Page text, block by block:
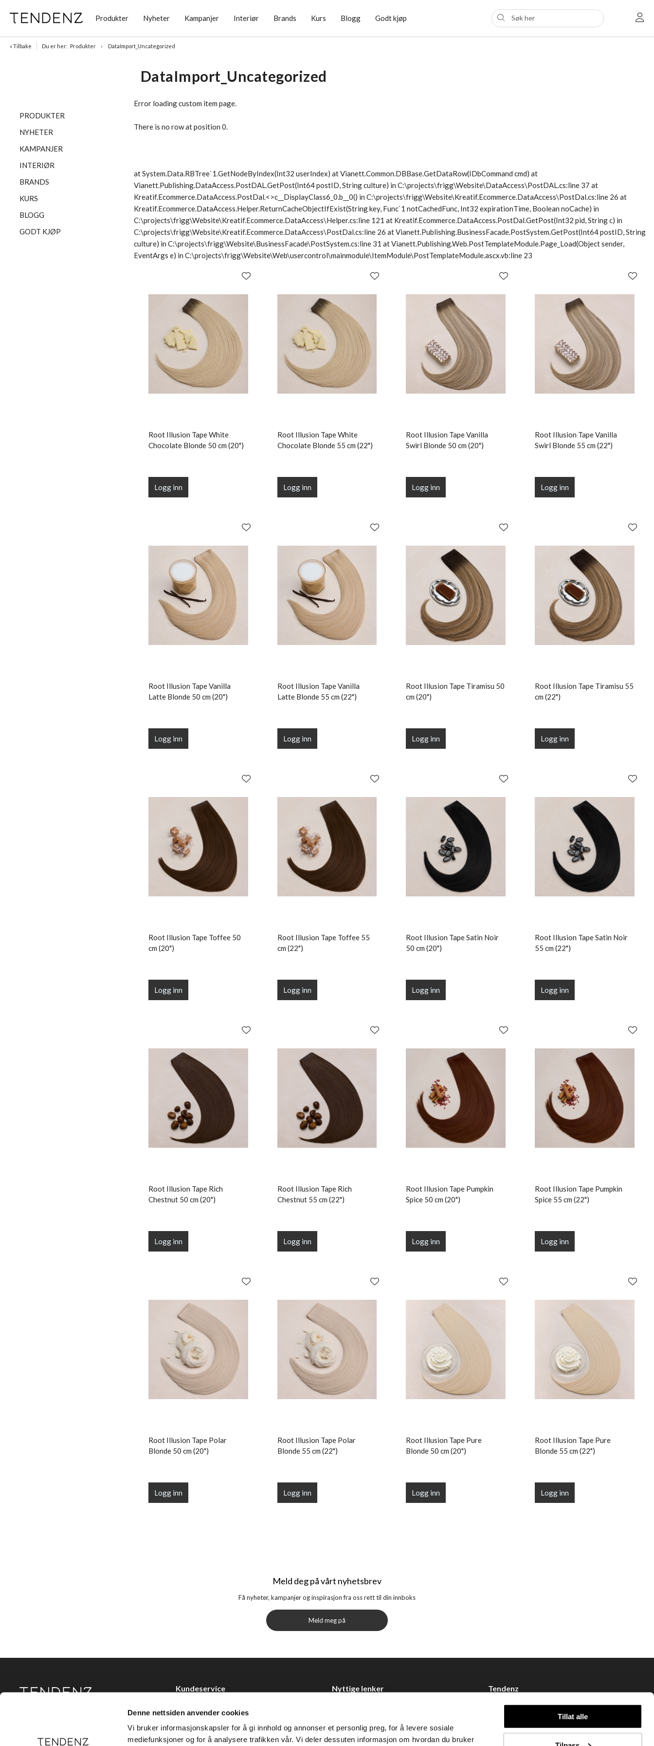
Denne nettsiden anvender cookies
Vi bruker informasjonskapsler for å gi innhold og annonser et personlig preg, for å levere sosiale
mediefunksjoner og for å analysere trafikken vår. Vi deler dessuten informasjon om hvordan du bruker
Tillat alle
Produkter Nyheter Kampanjer Interiør Brands Kurs Blogg Godt kjøp
« Tilbake Du er her: Produkter DataImport_Uncategorized
DataImport_Uncategorized
PRODUKTER
NYHETER
KAMPANJER
INTERIØR
BRANDS
KURS
BLOGG
GODT KJØP
Error loading custom item page.
There is no row at position 0.
at System.Data.RBTree`1.GetNodeByIndex(Int32 userIndex) at Vianett.Common.DBBase.GetDataRow(IDbCommand cmd) at
Vianett.Publishing.DataAccess.PostDAL.GetPost(Int64 postID, String culture) in C:\projects\frigg\Website\DataAccess\PostDAL.cs:line 37 at
Kreatif.Ecommerce.DataAccess.PostDal.<>c__DisplayClass6_0.b__0() in C:\projects\frigg\Website\Kreatif.Ecommerce.DataAccess\PostDal.cs:line 26 at
Kreatif.Ecommerce.DataAccess.Helper.ReturnCacheObjectIfExist(String key, Func`1 notCachedFunc, Int32 expirationTime, Boolean noCache) in
C:\projects\frigg\Website\Kreatif.Ecommerce.DataAccess\Helper.cs:line 121 at Kreatif.Ecommerce.DataAccess.PostDal.GetPost(Int32 pid, String c) in
C:\projects\frigg\Website\Kreatif.Ecommerce.DataAccess\PostDal.cs:line 26 at Vianett.Publishing.BusinessFacade.PostSystem.GetPost(Int64 postID, String
culture) in C:\projects\frigg\Website\BusinessFacade\PostSystem.cs:line 31 at Vianett.Publishing.Web.PostTemplateModule.Page_Load(Object sender,
EventArgs e) in C:\projects\frigg\Website\Web\usercontrol\mainmodule\ItemModule\PostTemplateModule.ascx.vb:line 23
Root Illusion Tape White
Chocolate Blonde 50 cm (20")
Logg inn
Root Illusion Tape White
Chocolate Blonde 55 cm (22")
Logg inn
Root Illusion Tape Vanilla
Swirl Blonde 50 cm (20")
Logg inn
Root Illusion Tape Vanilla
Swirl Blonde 55 cm (22")
Logg inn
Root Illusion Tape Vanilla
Latte Blonde 50 cm (20")
Logg inn
Root Illusion Tape Vanilla
Latte Blonde 55 cm (22")
Logg inn
Root Illusion Tape Tiramisu 50
cm (20")
Logg inn
Root Illusion Tape Tiramisu 55
cm (22")
Logg inn
Root Illusion Tape Toffee 50
cm (20")
Logg inn
Root Illusion Tape Toffee 55
cm (22")
Logg inn
Root Illusion Tape Satin Noir
50 cm (20")
Logg inn
Root Illusion Tape Satin Noir
55 cm (22")
Logg inn
Root Illusion Tape Rich
Chestnut 50 cm (20")
Logg inn
Root Illusion Tape Rich
Chestnut 55 cm (22")
Logg inn
Root Illusion Tape Pumpkin
Spice 50 cm (20")
Logg inn
Root Illusion Tape Pumpkin
Spice 55 cm (22")
Logg inn
Root Illusion Tape Polar
Blonde 50 cm (20")
Logg inn
Root Illusion Tape Polar
Blonde 55 cm (22")
Logg inn
Root Illusion Tape Pure
Blonde 50 cm (20")
Logg inn
Root Illusion Tape Pure
Blonde 55 cm (22")
Logg inn
Meld deg på vårt nyhetsbrev
Få nyheter, kampanjer og inspirasjon fra oss rett til din innboks
Meld meg på
Tendenz Hårpleie AS er en solid totalleverandør av
eksklusive merker og profesjonelle produkter til
Kundeservice
Kjøpsvilkår
Personvern
Nyttige lenker
Åpenhetsloven
Tendenz
Handle hos oss